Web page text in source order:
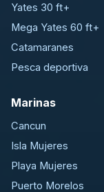
Yates 30 ft+
Mega Yates 60 ft+
Catamaranes
Pesca deportiva
Marinas
Cancun
Isla Mujeres
Playa Mujeres
Puerto Morelos